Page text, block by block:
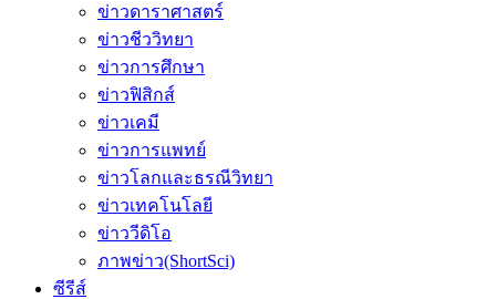
ข่าวดาราศาสตร์
ข่าวชีววิทยา
ข่าวการศึกษา
ข่าวฟิสิกส์
ข่าวเคมี
ข่าวการแพทย์
ข่าวโลกและธรณีวิทยา
ข่าวเทคโนโลยี
ข่าววีดิโอ
ภาพข่าว(ShortSci)
ซีรีส์